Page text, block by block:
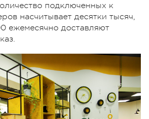
подключенных к
насчитывает десятки тысяч,
ежемесячно доставляют